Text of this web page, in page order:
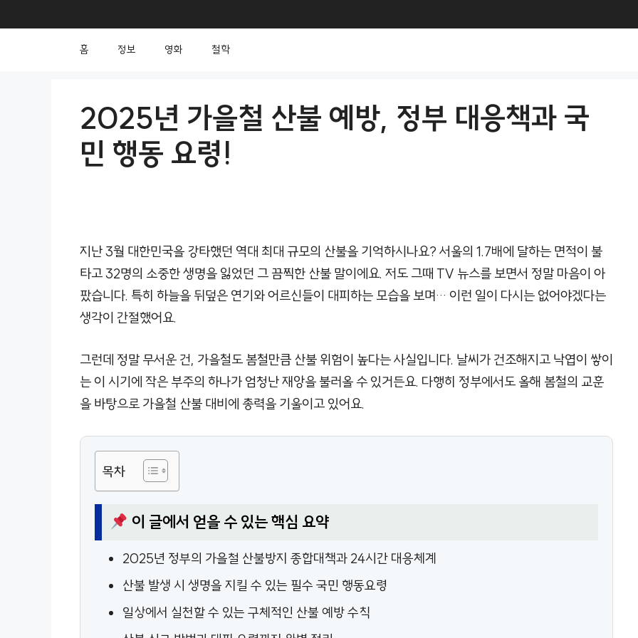
홈 정보 영화 철학
2025년 가을철 산불 예방, 정부 대응책과 국
민 행동 요령!
지난 3월 대한민국을 강타했던 역대 최대 규모의 산불을 기억하시나요? 서울의 1.7배에 달하는 면적이 불
타고 32명의 소중한 생명을 잃었던 그 끔찍한 산불 말이에요. 저도 그때 TV 뉴스를 보면서 정말 마음이 아
팠습니다. 특히 하늘을 뒤덮은 연기와 어르신들이 대피하는 모습을 보며… 이런 일이 다시는 없어야겠다는
생각이 간절했어요.
그런데 정말 무서운 건, 가을철도 봄철만큼 산불 위험이 높다는 사실입니다. 날씨가 건조해지고 낙엽이 쌓이
는 이 시기에 작은 부주의 하나가 엄청난 재앙을 불러올 수 있거든요. 다행히 정부에서도 올해 봄철의 교훈
을 바탕으로 가을철 산불 대비에 총력을 기울이고 있어요.
목차
이 글에서 얻을 수 있는 핵심 요약
2025년 정부의 가을철 산불방지 종합대책과 24시간 대응체계
산불 발생 시 생명을 지킬 수 있는 필수 국민 행동요령
일상에서 실천할 수 있는 구체적인 산불 예방 수칙